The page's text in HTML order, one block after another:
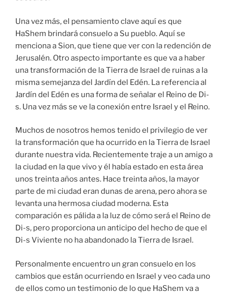
Una vez más, el pensamiento clave aquí es que
HaShem brindará consuelo a Su pueblo. Aquí se
menciona a Sion, que tiene que ver con la redención de
Jerusalén. Otro aspecto importante es que va a haber
una transformación de la Tierra de Israel de ruinas a la
misma semejanza del Jardín del Edén. La referencia al
Jardín del Edén es una forma de señalar el Reino de Di-
s. Una vez más se ve la conexión entre Israel y el Reino.
Muchos de nosotros hemos tenido el privilegio de ver
la transformación que ha ocurrido en la Tierra de Israel
durante nuestra vida. Recientemente traje a un amigo a
la ciudad en la que vivo y él había estado en esta área
unos treinta años antes. Hace treinta años, la mayor
parte de mi ciudad eran dunas de arena, pero ahora se
levanta una hermosa ciudad moderna. Esta
comparación es pálida a la luz de cómo será el Reino de
Di-s, pero proporciona un anticipo del hecho de que el
Di-s Viviente no ha abandonado la Tierra de Israel.
Personalmente encuentro un gran consuelo en los
cambios que están ocurriendo en Israel y veo cada uno
de ellos como un testimonio de lo que HaShem va a